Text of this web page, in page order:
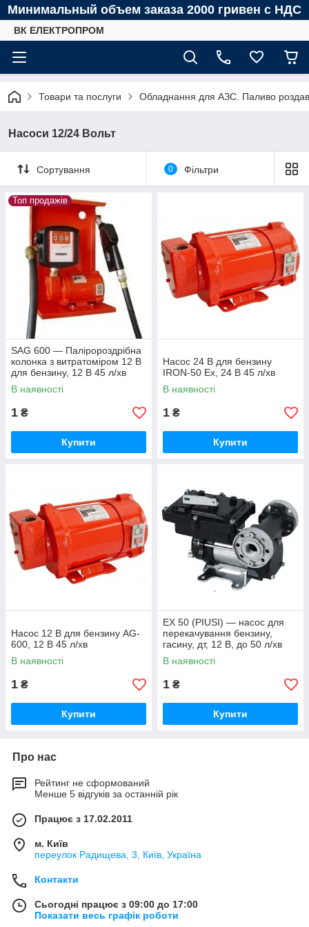
Минимальный объем заказа 2000 гривен с НДС
ВК ЕЛЕКТРОПРОМ
Товари та послуги Обладнання для АЗС. Паливо
Насоси 12/24 Вольт
Сортування 0 Фільтри
Топ продажів
SAG 600 — Паліророздрібна
колонка з витратоміром 12 В
для бензину, 12 В 45 л/хв
В наявності
1 ₴
Купити
Насос 24 В для бензину
IRON-50 Ex, 24 В 45 л/хв
В наявності
1 ₴
Купити
Насос 12 В для бензину AG-
600, 12 В 45 л/хв
В наявності
1 ₴
Купити
EX 50 (PIUSI) — насос для
перекачування бензину,
гасину, дт, 12 В, до 50 л/хв
В наявності
1 ₴
Купити
Про нас
Рейтинг не сформований
Менше 5 відгуків за останній рік
Працює з 17.02.2011
м. Київ
переулок Радищева, 3, Київ, Україна
Контакти
Сьогодні працює з 09:00 до 17:00
Показати весь графік роботи